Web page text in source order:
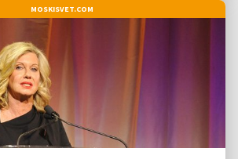
MOSKISVET.COM